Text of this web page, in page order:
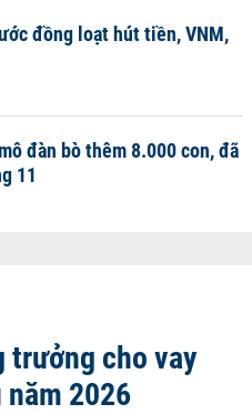
đồng loạt hút tiền, VNM,
đàn bò thêm 8.000 con, đã
11
trưởng cho vay
2026